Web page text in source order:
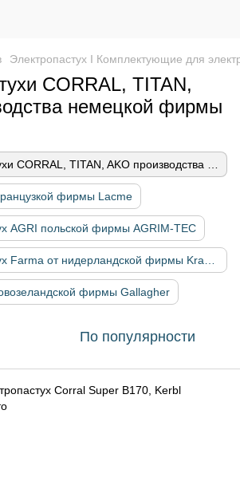
Электропастух І Комплектующие для
CORRAL, TITAN,
немецкой фирмы
фирмы Lacme
AGRI польской фирмы AGRIM-TEC
фирмы Gallagher
По популярности